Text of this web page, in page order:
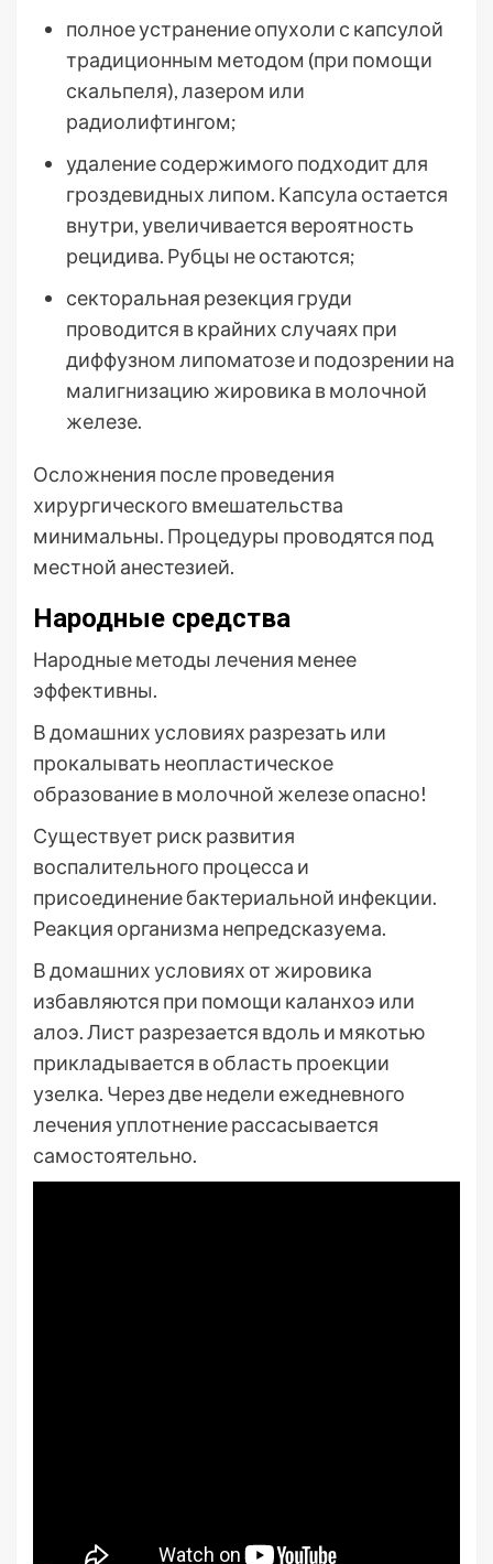
полное устранение опухоли с капсулой
традиционным методом (при помощи
скальпеля), лазером или
радиолифтингом;
удаление содержимого подходит для
гроздевидных липом. Капсула остается
внутри, увеличивается вероятность
рецидива. Рубцы не остаются;
секторальная резекция груди
проводится в крайних случаях при
диффузном липоматозе и подозрении на
малигнизацию жировика в молочной
железе.
Осложнения после проведения
хирургического вмешательства
минимальны. Процедуры проводятся под
местной анестезией.
Народные средства
Народные методы лечения менее
эффективны.
В домашних условиях разрезать или
прокалывать неопластическое
образование в молочной железе опасно!
Существует риск развития
воспалительного процесса и
присоединение бактериальной инфекции.
Реакция организма непредсказуема.
В домашних условиях от жировика
избавляются при помощи каланхоэ или
алоэ. Лист разрезается вдоль и мякотью
прикладывается в область проекции
узелка. Через две недели ежедневного
лечения уплотнение рассасывается
самостоятельно.